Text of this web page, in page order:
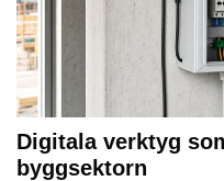
Digitala verktyg
byggsektorn